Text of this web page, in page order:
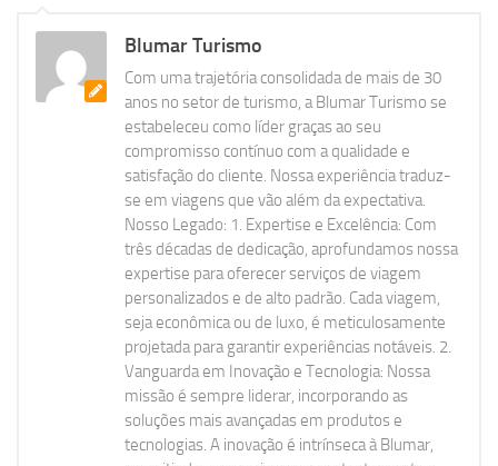
Blumar Turismo
Com uma trajetória consolidada de mais de 30
anos no setor de turismo, a Blumar Turismo se
estabeleceu como líder graças ao seu
compromisso contínuo com a qualidade e
satisfação do cliente. Nossa experiência traduz-
se em viagens que vão além da expectativa.
Nosso Legado: 1. Expertise e Excelência: Com
três décadas de dedicação, aprofundamos nossa
expertise para oferecer serviços de viagem
personalizados e de alto padrão. Cada viagem,
seja econômica ou de luxo, é meticulosamente
projetada para garantir experiências notáveis. 2.
Vanguarda em Inovação e Tecnologia: Nossa
missão é sempre liderar, incorporando as
soluções mais avançadas em produtos e
tecnologias. A inovação é intrínseca à Blumar,